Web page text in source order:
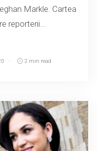
Markle. Cartea
reporterii...
2 min read